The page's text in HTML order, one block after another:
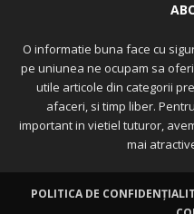
O informatie buna face cu
pe uniunea ne ocupam sa
utile articole din categorii
afaceri, si timp liber.
important in vietiel tuturor,
mai
POLITICA DE